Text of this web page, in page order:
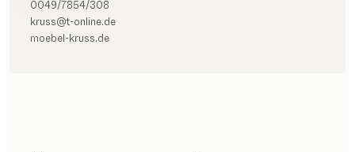
0049/7854/308
kruss@t-online.de
moebel-kruss.de